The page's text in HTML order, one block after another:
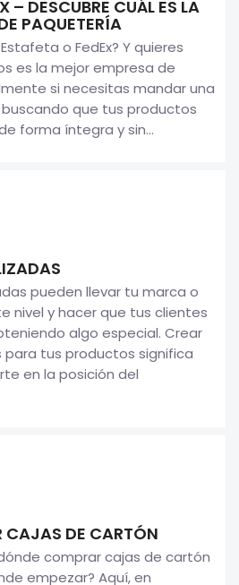
– DESCUBRE CUÁL ES LA
PAQUETERÍA
o FedEx? Y quieres
es la mejor empresa de
si necesitas mandar una
que tus productos
forma íntegra y sin...
pueden llevar tu marca o
nivel y hacer que tus clientes
algo especial. Crear
para tus productos significa
en la posición del
CAJAS DE CARTÓN
comprar cajas de cartón
empezar? Aquí, en